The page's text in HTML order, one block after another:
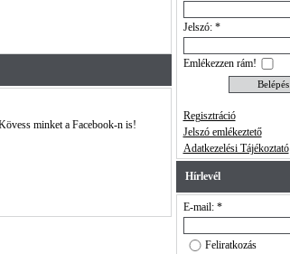
minket a Facebook-n is!
Jelszó: *
Emlékezzen rám!
Regisztráció
Jelszó emlékeztető
Adatkezelési Tájékoztató
Hírlevél
E-mail: *
Feliratkozás